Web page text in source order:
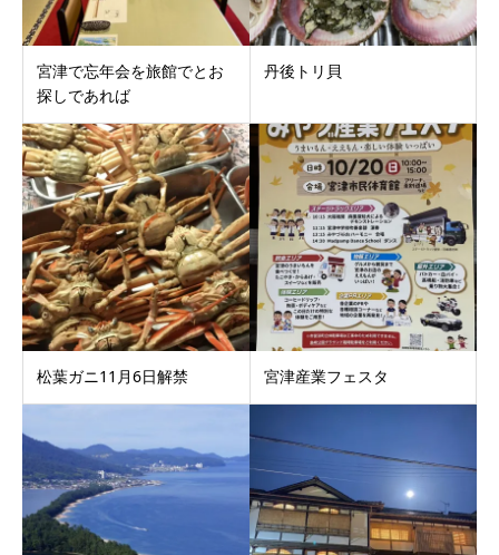
宮津で忘年会を旅館でとお
探しであれば
丹後トリ貝
松葉ガニ11月6日解禁 宮津産業フェスタ